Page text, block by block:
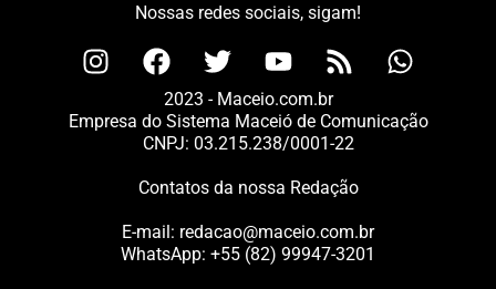
Nossas redes sociais, sigam!
2023 - Maceio.com.br
Empresa do Sistema Maceió de Comunicação
CNPJ: 03.215.238/0001-22
Contatos da nossa Redação
E-mail: redacao@maceio.com.br
WhatsApp: +55 (82) 99947-3201